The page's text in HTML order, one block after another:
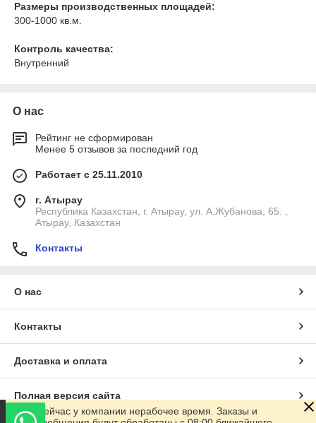
Размеры производственных площадей:
300-1000 кв.м.
Контроль качества:
Внутренний
О нас
Рейтинг не сформирован
Менее 5 отзывов за последний год
Работает с 25.11.2010
г. Атырау
Республика Казахстан, г. Атырау, ул. А.Жубанова, 65. ,
Атырау, Казахстан
Контакты
О нас
Контакты
Доставка и оплата
Полная версия сайта
Сейчас у компании нерабочее время. Заказы и